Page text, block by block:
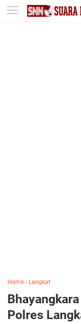
-->
Home › Langkat
Polres